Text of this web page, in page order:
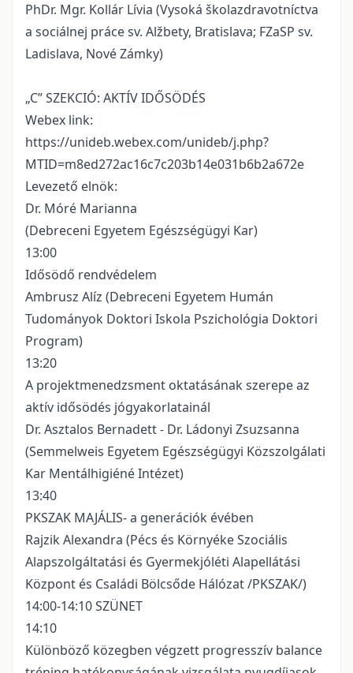
PhDr. Mgr. Kollár Lívia (Vysoká školazdravotníctva
a sociálnej práce sv. Alžbety, Bratislava; FZaSP sv.
Ladislava, Nové Zámky)
„C” SZEKCIÓ: AKTÍV IDŐSÖDÉS
Webex link:
https://unideb.webex.com/unideb/j.php?
MTID=m8ed272ac16c7c203b14e031b6b2a672e
Levezető elnök:
Dr. Móré Marianna
(Debreceni Egyetem Egészségügyi Kar)
13:00
Idősödő rendvédelem
Ambrusz Alíz (Debreceni Egyetem Humán
Tudományok Doktori Iskola Pszichológia Doktori
Program)
13:20
A projektmenedzsment oktatásának szerepe az
aktív idősödés jógyakorlatainál
Dr. Asztalos Bernadett - Dr. Ládonyi Zsuzsanna
(Semmelweis Egyetem Egészségügyi Közszolgálati
Kar Mentálhigiéné Intézet)
13:40
PKSZAK MAJÁLIS- a generációk évében
Rajzik Alexandra (Pécs és Környéke Szociális
Alapszolgáltatási és Gyermekjóléti Alapellátási
Központ és Családi Bölcsőde Hálózat /PKSZAK/)
14:00-14:10 SZÜNET
14:10
Különböző közegben végzett progresszív balance